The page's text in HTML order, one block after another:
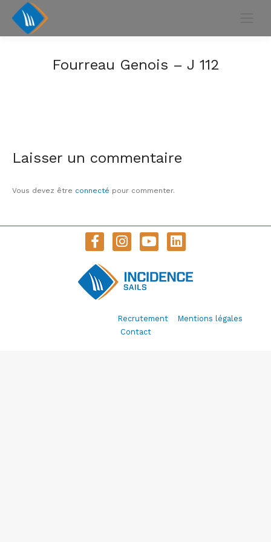
Fourreau Genois – J 112
Laisser un commentaire
Vous devez être connecté pour commenter.
Recrutement Mentions légales
Contact